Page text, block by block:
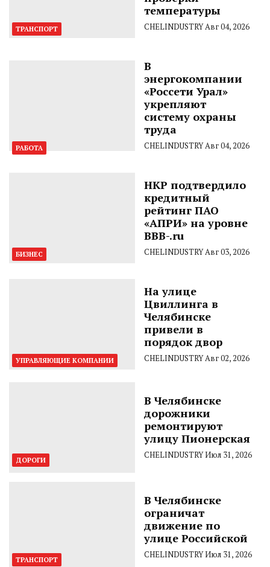
ТРАНСПОРТ
температуры
CHELINDUSTRYАвг 04, 2026
РАБОТА
В
энергокомпании
«Россети Урал»
укрепляют
систему охраны
труда
CHELINDUSTRYАвг 04, 2026
БИЗНЕС
НКР подтвердило
кредитный
рейтинг ПАО
«АПРИ» на уровне
BBB-.ru
CHELINDUSTRYАвг 03, 2026
УПРАВЛЯЮЩИЕ КОМПАНИИ
На улице
Цвиллинга в
Челябинске
привели в
порядок двор
CHELINDUSTRYАвг 02, 2026
ДОРОГИ
В Челябинске
дорожники
ремонтируют
улицу Пионерская
CHELINDUSTRYИюл 31, 2026
ТРАНСПОРТ
В Челябинске
ограничат
движение по
улице Российской
CHELINDUSTRYИюл 31, 2026